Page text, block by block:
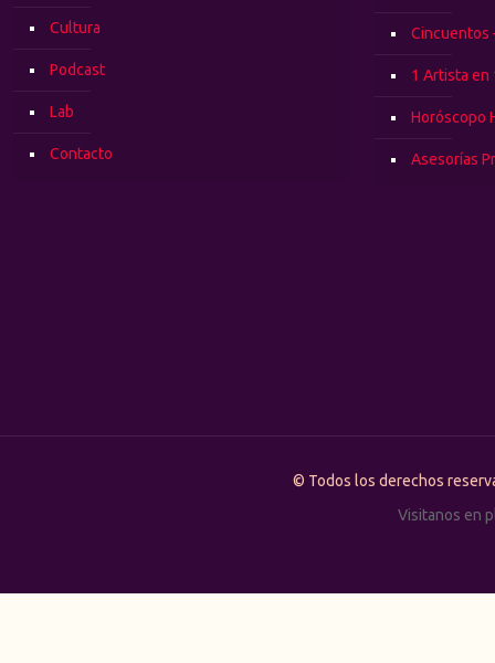
Cultura
Podcast
Lab
Contacto
Cincuentos
1 Artista en
Horóscopo
Asesorías
© Todos los derechos
Visitanos en